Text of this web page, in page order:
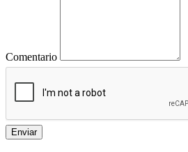
Comentario
Enviar